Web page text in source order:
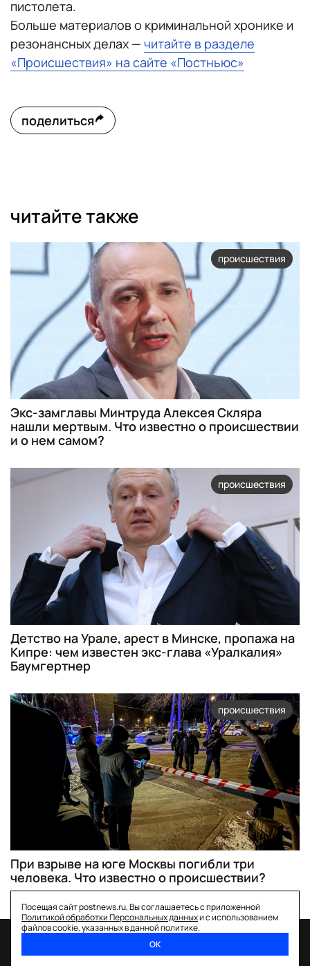
пистолета.
Больше материалов о криминальной хронике и
резонансных делах — читайте в разделе
«Происшествия» на сайте «Постньюс»
поделиться
читайте также
происшествия
Экс-замглавы Минтруда Алексея Скляра
нашли мертвым. Что известно о происшествии
и о нем самом?
происшествия
Детство на Урале, арест в Минске, пропажа на
Кипре: чем известен экс-глава «Уралкалия»
Баумгертнер
происшествия
При взрыве на юге Москвы погибли три
человека. Что известно о происшествии?
Посещая сайт postnews.ru, Вы соглашаетесь с приложенной
Политикой обработки Персональных данныхи с использованием
файлов cookie, указанных в данной политике.
ОК